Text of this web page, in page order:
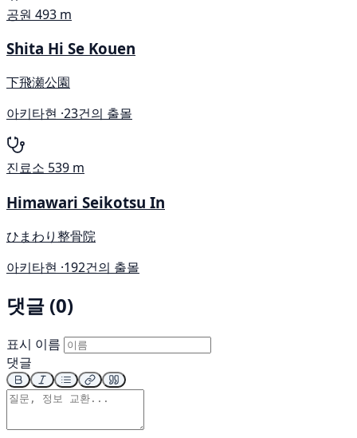
공원 493 m
Shita Hi Se Kouen
下飛瀬公園
아키타현 ·23건의 출몰
진료소 539 m
Himawari Seikotsu In
ひまわり整骨院
아키타현 ·192건의 출몰
댓글 (0)
표시 이름
댓글